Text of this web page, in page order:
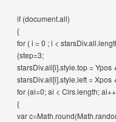
if (document.all)
{
for ( i = 0 ; i <
{step=3;
starsDiv.all[i].style.top =
starsDiv.all[i].style.left =
for (ai=0; ai < Clrs.length;
{
var